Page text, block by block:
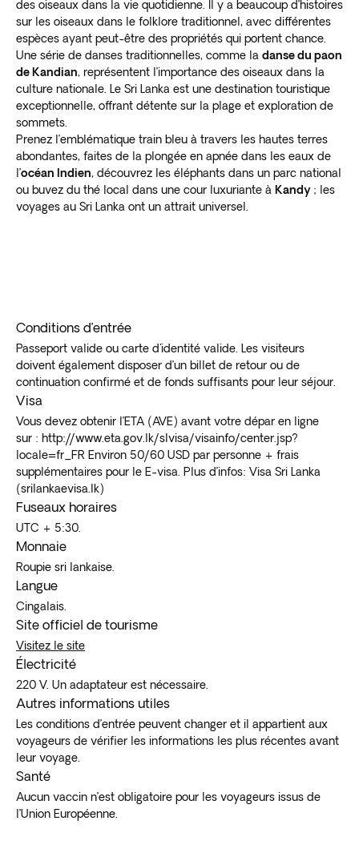
des oiseaux dans la vie quotidienne. Il y a beaucoup d’histoires
sur les oiseaux dans le folklore traditionnel, avec différentes
espèces ayant peut-être des propriétés qui portent chance.
Une série de danses traditionnelles, comme la danse du paon
de Kandian, représentent l’importance des oiseaux dans la
culture nationale. Le Sri Lanka est une destination touristique
exceptionnelle, offrant détente sur la plage et exploration de
sommets.
Prenez l’emblématique train bleu à travers les hautes terres
abondantes, faites de la plongée en apnée dans les eaux de
l’océan Indien, découvrez les éléphants dans un parc national
ou buvez du thé local dans une cour luxuriante à Kandy ; les
voyages au Sri Lanka ont un attrait universel.
Conditions d’entrée
Passeport valide ou carte d'identité valide. Les visiteurs
doivent également disposer d’un billet de retour ou de
continuation confirmé et de fonds suffisants pour leur séjour.
Visa
Vous devez obtenir l’ETA (AVE) avant votre dépar en ligne
sur : http://www.eta.gov.lk/slvisa/visainfo/center.jsp?
locale=fr_FR Environ 50/60 USD par personne + frais
supplémentaires pour le E-visa. Plus d’infos: Visa Sri Lanka
(srilankaevisa.lk)
Fuseaux horaires
UTC + 5:30.
Monnaie
Roupie sri lankaise.
Langue
Cingalais.
Site officiel de tourisme
Visitez le site
Électricité
220 V. Un adaptateur est nécessaire.
Autres informations utiles
Les conditions d’entrée peuvent changer et il appartient aux
voyageurs de vérifier les informations les plus récentes avant
leur voyage.
Santé
Aucun vaccin n’est obligatoire pour les voyageurs issus de
l’Union Européenne.